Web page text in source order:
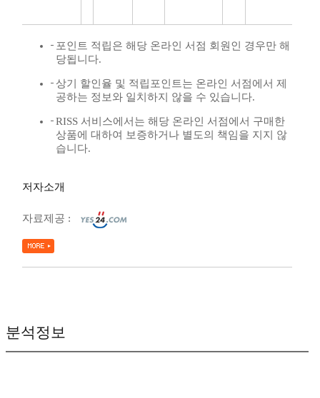
포인트 적립은 해당 온라인 서점 회원인 경우만 해
당됩니다.
상기 할인율 및 적립포인트는 온라인 서점에서 제
공하는 정보와 일치하지 않을 수 있습니다.
RISS 서비스에서는 해당 온라인 서점에서 구매한
상품에 대하여 보증하거나 별도의 책임을 지지 않
습니다.
저자소개
자료제공 :
분석정보